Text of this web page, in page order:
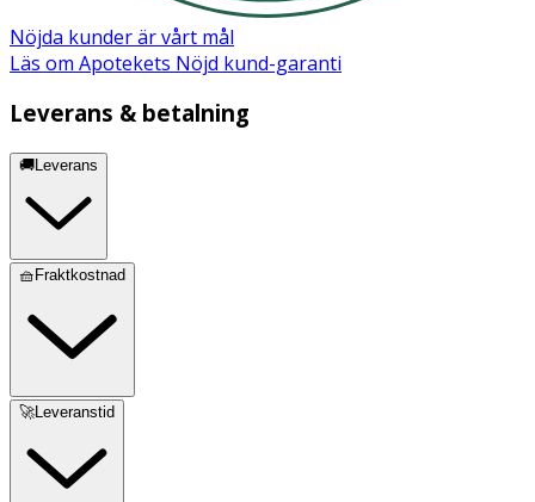
Nöjda kunder är vårt mål
Läs om Apotekets Nöjd kund-garanti
Leverans & betalning
🚚Leverans
🧺Fraktkostnad
🚀Leveranstid